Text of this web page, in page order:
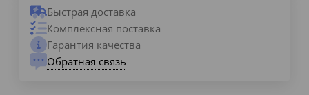
Быстрая доставка
Комплексная поставка
Гарантия качества
Обратная связь